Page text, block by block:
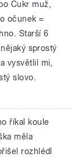
Cukr muž,
očunek =
Starší 6
sprostý
vysvětlil mi,
slovo.
říkal koule
měla
rozhlédl